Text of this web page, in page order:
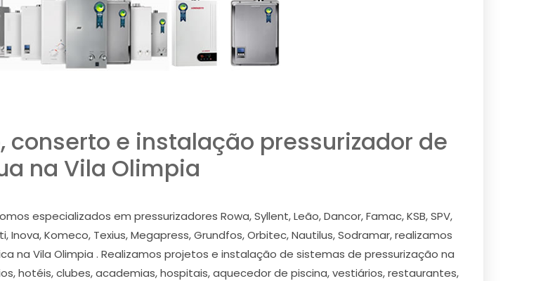
conserto e instalação pressurizador de
na Vila Olimpia
especializados em pressurizadores Rowa, Syllent, Leão, Dancor, Famac, KSB, SPV,
Inova, Komeco, Texius, Megapress, Grundfos, Orbitec, Nautilus, Sodramar, realizamos
na Vila Olimpia . Realizamos projetos e instalação de sistemas de pressurização na
hotéis, clubes, academias, hospitais, aquecedor de piscina, vestiários, restaurantes,